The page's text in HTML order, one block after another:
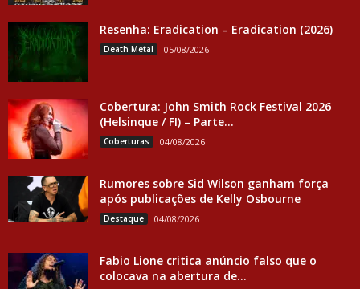
Resenha: Eradication – Eradication (2026)
Death Metal 05/08/2026
Cobertura: John Smith Rock Festival 2026
(Helsinque / FI) – Parte...
Coberturas 04/08/2026
Rumores sobre Sid Wilson ganham força
após publicações de Kelly Osbourne
Destaque 04/08/2026
Fabio Lione critica anúncio falso que o
colocava na abertura de...